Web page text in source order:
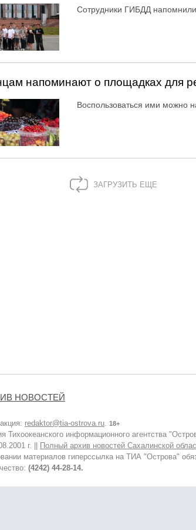
Сотрудники ГИБДД
напоминают о площадках для
Воспользоваться ими можно
ЗАГРУЗИТЬ ЕЩЕ
НОВОСТЕЙ
redaktor@tia-ostrova.ru 18+
Тихоокеанского информационного агентства
г. ||
Полный архив новостей Сахалинской
материалов гиперссылка на ТИА "Острова"
(4242) 44-28-14.